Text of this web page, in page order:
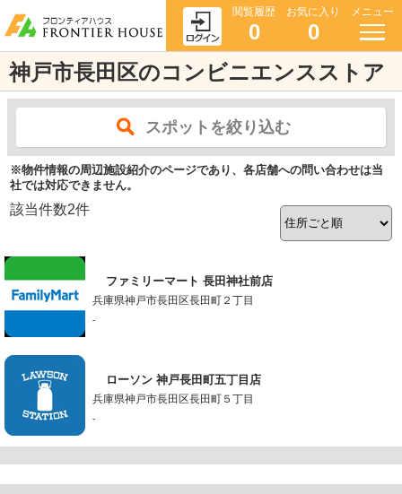
閲覧履歴
0
お気に入り
0
メニュー
神戸市長田区のコンビニエンスストア
スポットを絞り込む
※物件情報の周辺施設紹介のページであり、各店舗への問い合わせは当
社では対応できません。
該当件数2件
ファミリーマート 長田神社前店
兵庫県神戸市長田区長田町２丁目
-
ローソン 神戸長田町五丁目店
兵庫県神戸市長田区長田町５丁目
-